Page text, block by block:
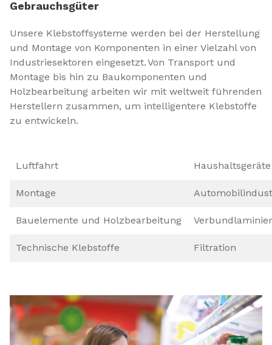
Gebrauchsgüter
Unsere Klebstoffsysteme werden bei der Herstellung
und Montage von Komponenten in einer Vielzahl von
Industriesektoren eingesetzt. Von Transport und
Montage bis hin zu Baukomponenten und
Holzbearbeitung arbeiten wir mit weltweit führenden
Herstellern zusammen, um intelligentere Klebstoffe
zu entwickeln.
Luftfahrt Haushaltsgeräte
Montage
Bauelemente und Holzbearbeitung
Technische Klebstoffe Filtration